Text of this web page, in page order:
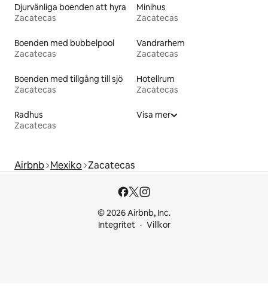
Djurvänliga boenden att hyra
Zacatecas
Minihus
Zacatecas
Boenden med bubbelpool
Zacatecas
Vandrarhem
Zacatecas
Boenden med tillgång till sjö
Zacatecas
Hotellrum
Zacatecas
Radhus
Zacatecas
Visa mer
Airbnb Mexiko Zacatecas
© 2026 Airbnb, Inc.
Integritet
Villkor